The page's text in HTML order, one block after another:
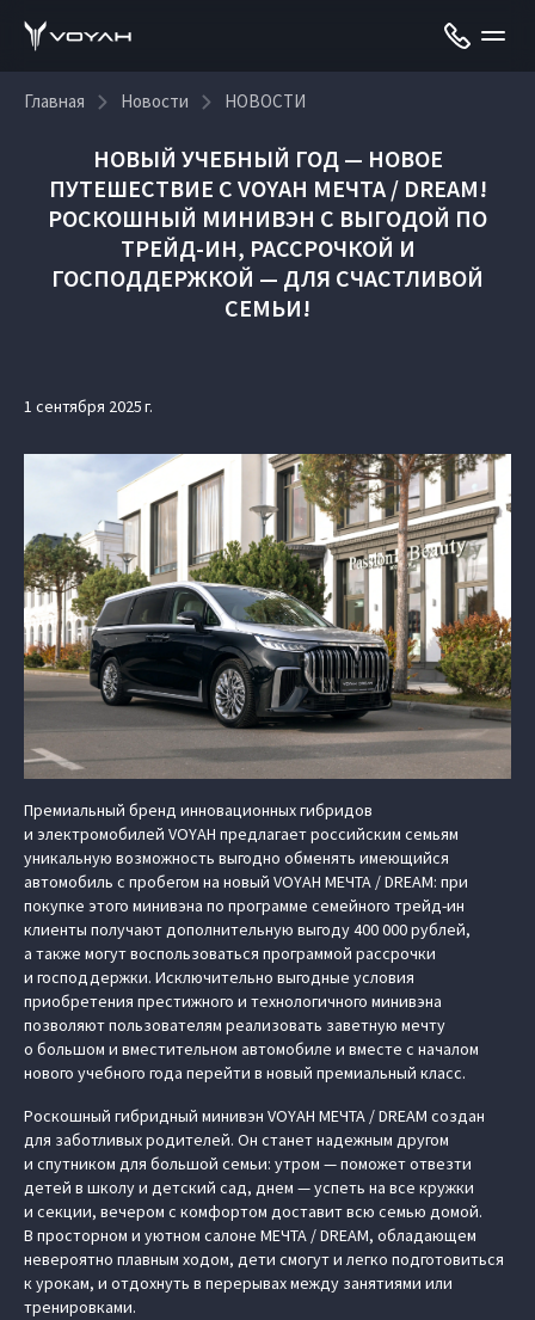
Главная Новости НОВОСТИ
НОВЫЙ УЧЕБНЫЙ ГОД — НОВОЕ
ПУТЕШЕСТВИЕ С VOYAH МЕЧТА / DREAM!
РОСКОШНЫЙ МИНИВЭН С ВЫГОДОЙ ПО
ТРЕЙД-ИН, РАССРОЧКОЙ И
ГОСПОДДЕРЖКОЙ — ДЛЯ СЧАСТЛИВОЙ
СЕМЬИ!
1 сентября 2025 г.
Премиальный бренд инновационных гибридов
и электромобилей VOYAH предлагает российским семьям
уникальную возможность выгодно обменять имеющийся
автомобиль с пробегом на новый VOYAH МЕЧТА / DREAM: при
покупке этого минивэна по программе семейного трейд-ин
клиенты получают дополнительную выгоду 400 000 рублей,
а также могут воспользоваться программой рассрочки
и господдержки. Исключительно выгодные условия
приобретения престижного и технологичного минивэна
позволяют пользователям реализовать заветную мечту
о большом и вместительном автомобиле и вместе с началом
нового учебного года перейти в новый премиальный класс.
Роскошный гибридный минивэн VOYAH МЕЧТА / DREAM создан
для заботливых родителей. Он станет надежным другом
и спутником для большой семьи: утром — поможет отвезти
детей в школу и детский сад, днем — успеть на все кружки
и секции, вечером с комфортом доставит всю семью домой.
В просторном и уютном салоне МЕЧТА / DREAM, обладающем
невероятно плавным ходом, дети смогут и легко подготовиться
к урокам, и отдохнуть в перерывах между занятиями или
тренировками.